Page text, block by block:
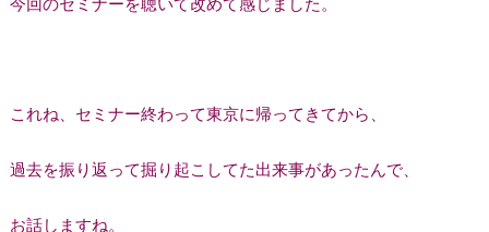
これね、セミナー終わって東京に帰ってきてから、
過去を振り返って掘り起こしてた出来事があったんで、
お話しますね。